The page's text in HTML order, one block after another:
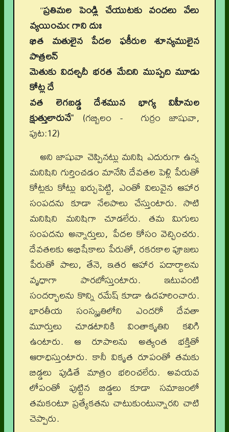
“ప్రతిమల పెండ్లి చేయుటకు వందలు వేలు
వ్యయించుఁ గాని దుః
ఖిత మతులైన పేదల ఫకీరుల శూన్యములైన
పాత్రలన్
మెతుకు విదల్చదీ భరత మేదిని ముప్పది మూడు
కోట్ల దే
వత లెగబడ్డ దేశమున భాగ్య విహీనుల
క్షుత్తులారునే" (గబ్బిలం - గుర్రం జాషువా,
పుట:12)
అని జాషువా చెప్పినట్లు మనిషి ఎదురుగా ఉన్న
మనిషిని గుర్తించడం మానేసి దేవతల పెళ్లి పేరుతో
కోట్లకు కోట్లు ఖర్చుపెట్టి, ఎంతో విలువైన ఆహార
సంపదను కూడా నేలపాలు చేస్తుంటారు. సాటి
మనిషిని మనిషిగా చూడలేరు. తమ మిగులు
సంపదను అన్నార్తులు, పేదల కోసం వెచ్చించరు.
దేవతలకు అభిషేకాలు పేరుతో, రకరకాల పూజలు
పేరుతో పాలు, తేనె, ఇతర ఆహార పదార్థాలను
వృధాగా పారబోస్తుంటారు. ఇటువంటి
సందర్భాలను కొన్ని రమేష్ కూడా ఉదహరించారు.
భారతీయ సంస్కృతిలోని ఎందరో దేవతా
మూర్తులు చూడటానికి వింతాకృతిని కలిగి
ఉంటారు. ఆ రూపాలను అత్యంత భక్తితో
ఆరాధిస్తుంటారు. కానీ వికృత రూపంతో తమకు
బిడ్డలు పుడితే మాత్రం భరించలేరు. అవయవ
లోపంతో పుట్టిన బిడ్డలు కూడా సమాజంలో
తమకంటూ ప్రత్యేకతను చాటుకుంటున్నారని చాటి
చెప్పారు.